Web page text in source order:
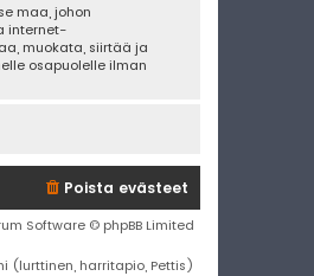
maa, johon
internet-
muokata, siirtää ja
osapuolelle ilman
Poista evästeet
Software © phpBB Limited
(lurttinen, harritapio, Pettis)